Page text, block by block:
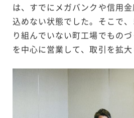
は、すでにメガバンクや信用
込めない状態でした。そこで
り組んでいない町工場でもの
を中心に営業して、取引を拡大